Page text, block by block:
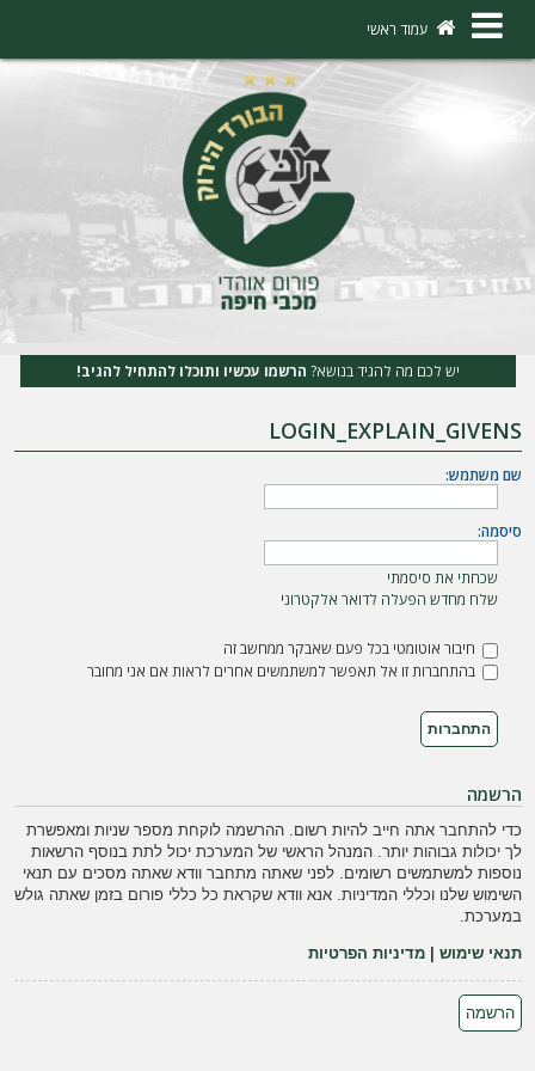
×
ו
ר
ש
ה
עמוד ראשי
יש לכם מה להגיד בנושא? הרשמו עכשיו ותוכלו להתחיל להגיב!
LOGIN_EXPLAIN_GIVENS
שם משתמש:
סיסמה:
שכחתי את סיסמתי
שלח מחדש הפעלה לדואר אלקטרוני
חיבור אוטומטי בכל פעם שאבקר ממחשב זה
בהתחברות זו אל תאפשר למשתמשים אחרים לראות אם אני מחובר
הרשמה
כדי להתחבר אתה חייב להיות רשום. ההרשמה לוקחת מספר שניות ומאפשרת
לך יכולות גבוהות יותר. המנהל הראשי של המערכת יכול לתת בנוסף הרשאות
נוספות למשתמשים רשומים. לפני שאתה מתחבר וודא שאתה מסכים עם תנאי
השימוש שלנו וכללי המדיניות. אנא וודא שקראת כל כללי פורום בזמן שאתה גולש
במערכת.
תנאי שימוש |מדיניות הפרטיות
הרשמה